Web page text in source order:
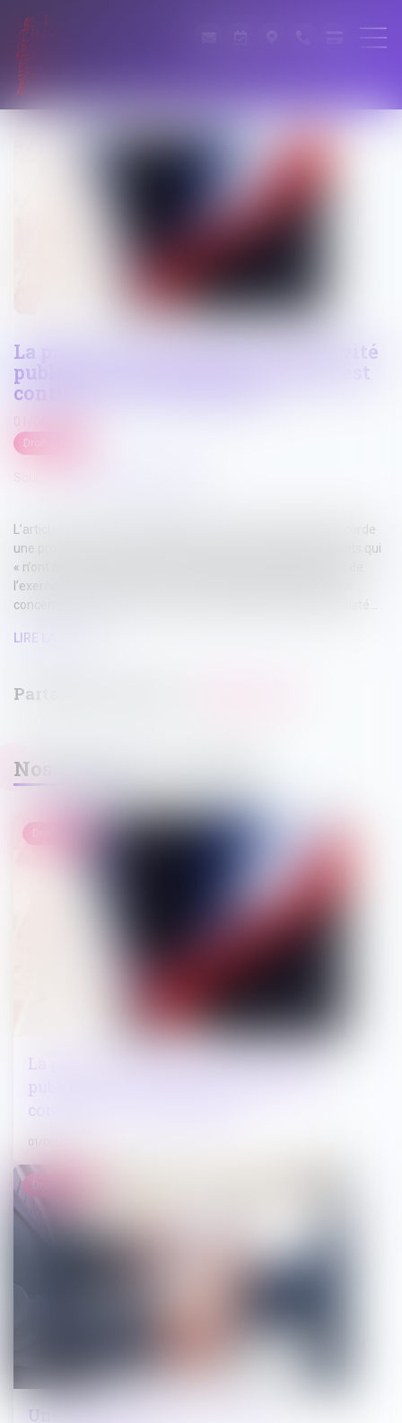
La protection limitée de la collectivité
publique à certains agents publics est
contraire à la Constitution
Droit public
L’article L 134-4 du Code général de la fonction publique accorde
une protection fonctionnelle des agents publics pour des faits qui
« n’ont pas le caractère d’une faute personnelle détachable de
l’exercice de ses fonctions ». Cependant, cette protection ne
concerne que les agents entendus en qualité de témoin assisté...
LIRE LA SUITE
Nos dernières actualités
La protection limitée de la collectivité
publique à certains agents publics est
contraire à la Constitution
01/08/2024
Une anomalie intellectuelle doit
Droit pénal